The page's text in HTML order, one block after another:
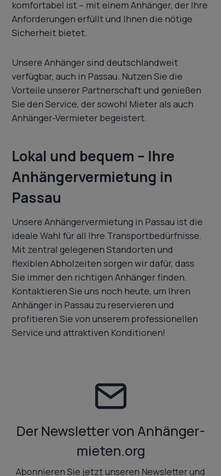
komfortabel ist – mit einem Anhänger, der Ihre
Anforderungen erfüllt und Ihnen die nötige
Sicherheit bietet.
Unsere Anhänger sind deutschlandweit
verfügbar, auch in Passau. Nutzen Sie die
Vorteile unserer Partnerschaft und genießen
Sie den Service, der sowohl Mieter als auch
Anhänger-Vermieter begeistert.
Lokal und bequem – Ihre
Anhängervermietung in
Passau
Unsere Anhängervermietung in Passau ist die
ideale Wahl für all Ihre Transportbedürfnisse.
Mit zentral gelegenen Standorten und
flexiblen Abholzeiten sorgen wir dafür, dass
Sie immer den richtigen Anhänger finden.
Kontaktieren Sie uns noch heute, um Ihren
Anhänger in Passau zu reservieren und
profitieren Sie von unserem professionellen
Service und attraktiven Konditionen!
Der Newsletter von Anhänger-
mieten.org
Abonnieren Sie jetzt unseren Newsletter und